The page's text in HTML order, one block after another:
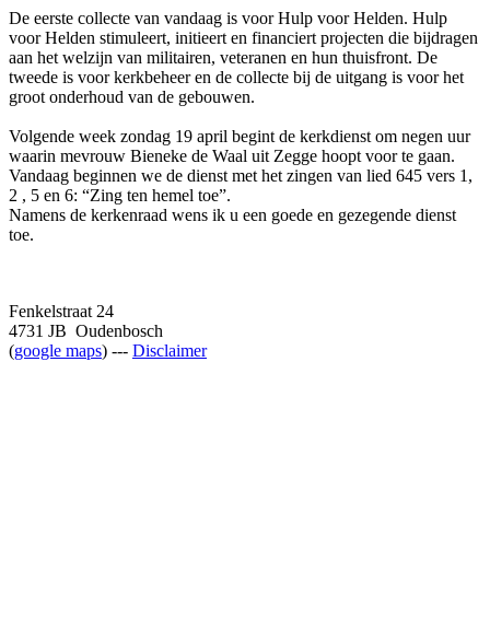
De eerste collecte van vandaag is voor Hulp voor Helden. Hulp
voor Helden stimuleert, initieert en financiert projecten die bijdragen
aan het welzijn van militairen, veteranen en hun thuisfront. De
tweede is voor kerkbeheer en de collecte bij de uitgang is voor het
groot onderhoud van de gebouwen.
Volgende week zondag 19 april begint de kerkdienst om negen uur
waarin mevrouw Bieneke de Waal uit Zegge hoopt voor te gaan.
Vandaag beginnen we de dienst met het zingen van lied 645 vers 1,
2 , 5 en 6: “Zing ten hemel toe”.
Namens de kerkenraad wens ik u een goede en gezegende dienst
toe.
Fenkelstraat 24
4731 JB Oudenbosch
(google maps) --- Disclaimer